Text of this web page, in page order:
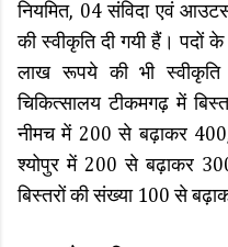
नियमित, 04 संविदा एवं
की स्वीकृति दी गयी हैं। पदों
लाख रूपये की भी स्वीकृति
चिकित्सालय टीकमगढ़ में
नीमच में 200 से बढ़ाकर
श्योपुर में 200 से बढ़ाकर
बिस्तरों की संख्या 100 से